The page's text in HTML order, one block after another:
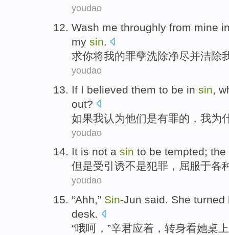
youdao
Wash me throughly from mine
my sin.
求你将我的罪孽洗除净尽并洁除
youdao
If I believed them to be in sin
out?
如果我认为他们是有罪的，我为
youdao
It is not a sin to be tempted; the
但是受引诱不是犯罪 ， 屈服于各
youdao
“Ahh,” Sin-Jun said. She turned
desk.
“哦呵 ，”辛君应着， 转身看她桌